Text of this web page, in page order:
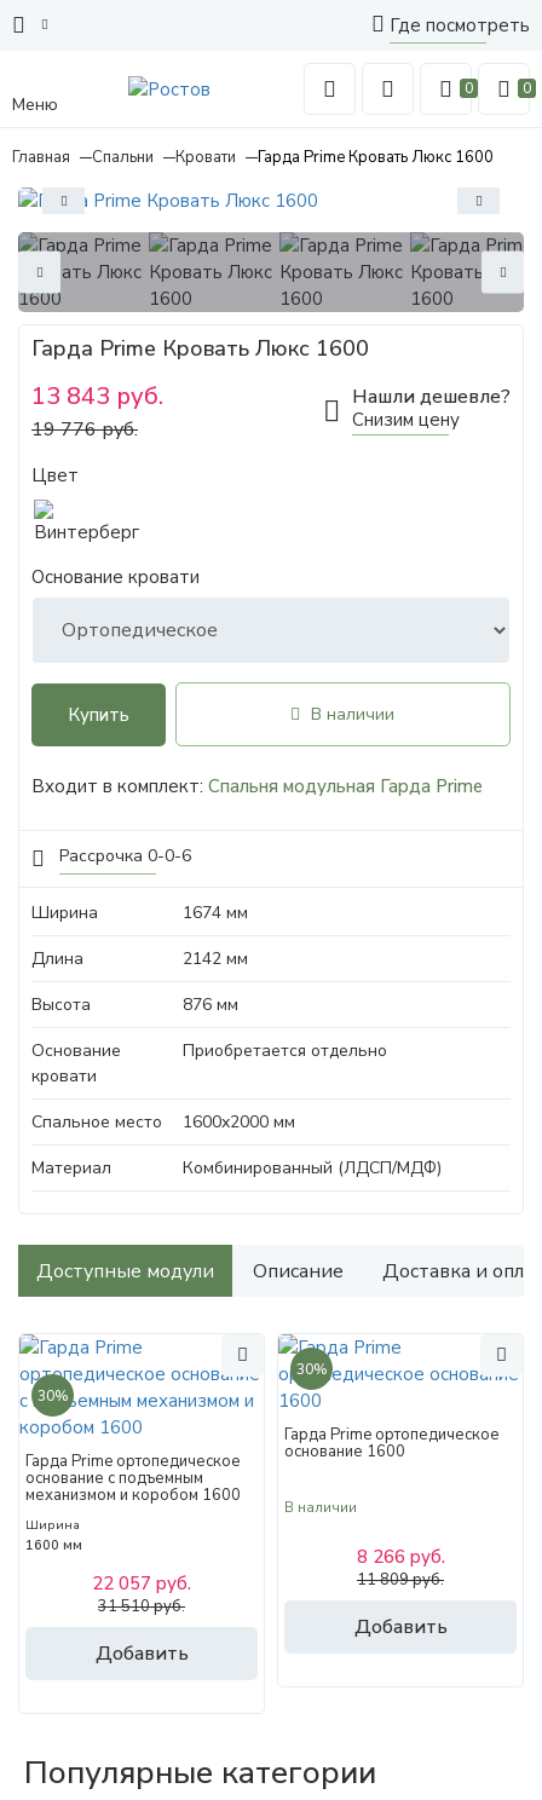
Где посмотреть
Меню
0 0
Главная Спальни Кровати Гарда Prime Кровать Люкс 1600
Рассрочка 0-0-6
Гарда Prime Кровать Люкс 1600
13 843 руб.
19 776 руб.
Нашли дешевле?
Снизим цену
Цвет
Основание кровати
Купить В наличии
Входит в комплект: Спальня модульная Гарда Prime
Ширина
1674 мм
Длина
2142 мм
Высота
876 мм
Основание
кровати
Приобретается отдельно
Спальное место
1600х2000 мм
Материал
Комбинированный (ЛДСП/МДФ)
Доступные модули Описание Доставка и
30%
Гарда Prime ортопедическое
основание с подъемным
механизмом и коробом 1600
Ширина
1600 мм
Добавить
22 057 руб.
31 510 руб.
30%
Гарда Prime ортопедическое
основание 1600
В наличии
Добавить
8 266 руб.
11 809 руб.
Популярные категории